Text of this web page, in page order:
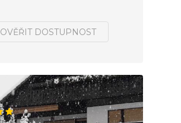
OVĚŘIT DOSTUPNOST